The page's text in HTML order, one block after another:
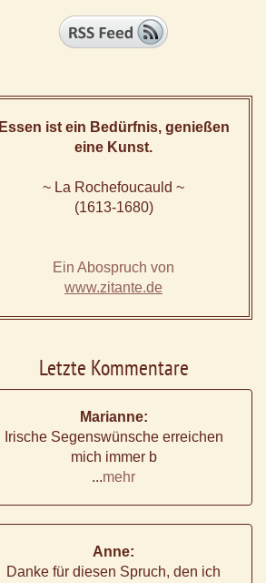
Essen ist ein Bedürfnis, genießen
eine Kunst.
~ La Rochefoucauld ~
(1613-1680)
Ein Abospruch von
www.zitante.de
Letzte Kommentare
Marianne:
Irische Segenswünsche erreichen
mich immer b
...mehr
Anne:
Danke für diesen Spruch, den ich